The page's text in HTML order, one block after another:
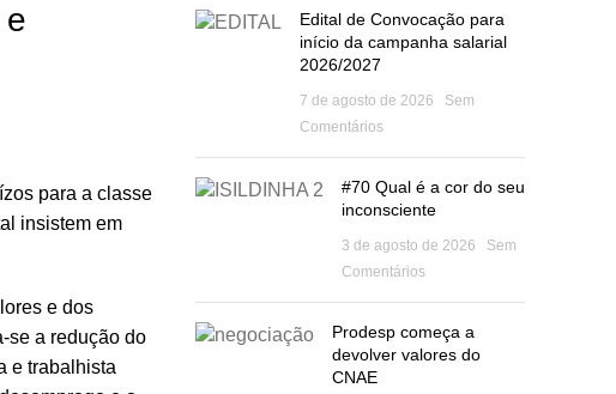
para a classe
insistem em
e dos
se a redução do
e trabalhista
Edital de Convocação para
início da campanha salarial
2026/2027
7 de agosto de 2026
Sem
Comentários
#70 Qual é a cor do seu
inconsciente
3 de agosto de 2026
Sem
Comentários
Prodesp começa a
devolver valores do
CNAE